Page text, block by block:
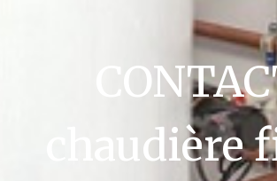
chaudière